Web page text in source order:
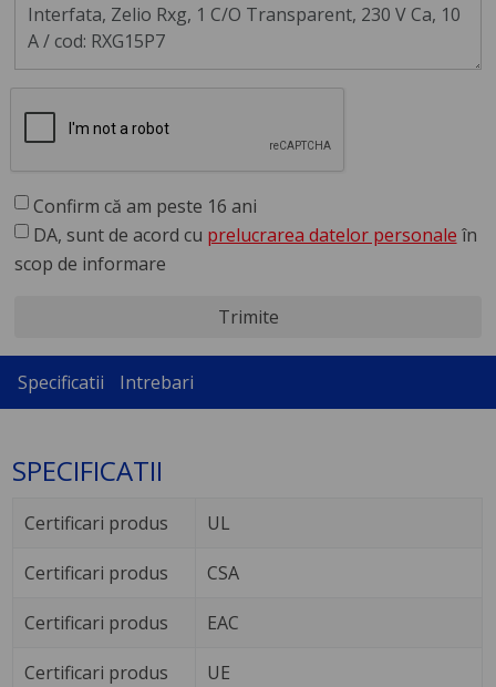
Confirm că am peste 16 ani
DA, sunt de acord cu prelucrarea datelor personale în
scop de informare
Trimite
Specificatii Intrebari
SPECIFICATII
Certificari produs UL
Certificari produs CSA
Certificari produs EAC
Certificari produs UE